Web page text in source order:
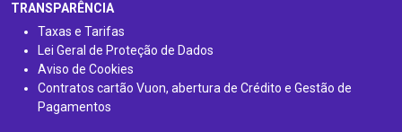
TRANSPARÊNCIA
Taxas e Tarifas
Lei Geral de Proteção de Dados
Aviso de Cookies
Contratos cartão Vuon, abertura de Crédito e Gestão de
Pagamentos